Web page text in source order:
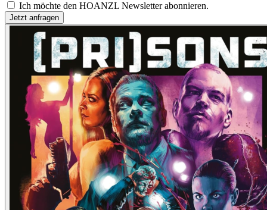
Ich möchte den HOANZL Newsletter abonnieren.